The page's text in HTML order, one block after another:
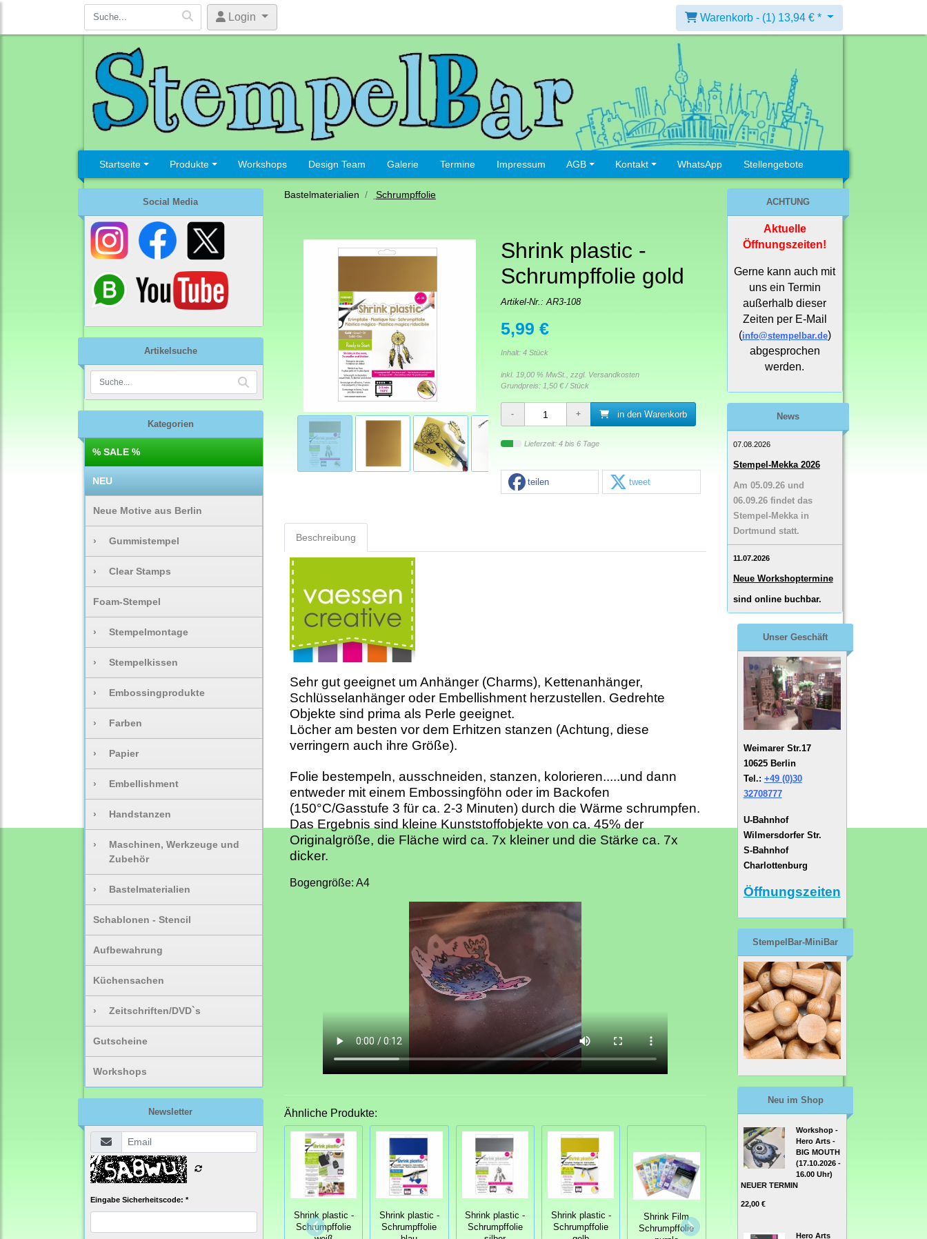
Login Warenkorb - (1) 13,94 € *
Startseite Produkte Workshops Design Team Galerie Termine Impressum AGB Kontakt WhatsApp Stellengebote
Social Media
Artikelsuche
Kategorien
% SALE %
NEU
Neue Motive aus Berlin
› Gummistempel
› Clear Stamps
Foam-Stempel
› Stempelmontage
› Stempelkissen
› Embossingprodukte
› Farben
› Papier
› Embellishment
› Handstanzen
›
Maschinen, Werkzeuge und
Zubehör
› Bastelmaterialien
Schablonen - Stencil
Aufbewahrung
Küchensachen
› Zeitschriften/DVD`s
Gutscheine
Workshops
Newsletter
Eingabe Sicherheitscode: *
Bastelmaterialien Schrumpffolie
Shrink plastic -
Schrumpffolie gold
Artikel-Nr.:AR3-108
5,99 €
Inhalt: 4 Stück
inkl. 19,00 % MwSt., zzgl. Versandkosten
Grundpreis: 1,50 € / Stück
in den Warenkorb
Lieferzeit: 4 bis 6 Tage
teilen tweet
Beschreibung
Sehr gut geeignet um Anhänger (Charms), Kettenanhänger,
Schlüsselanhänger oder Embellishment herzustellen. Gedrehte
Objekte sind prima als Perle geeignet.
Löcher am besten vor dem Erhitzen stanzen (Achtung, diese
verringern auch ihre Größe).
Folie bestempeln, ausschneiden, stanzen, kolorieren.....und dann
entweder mit einem Embossingföhn oder im Backofen
(150°C/Gasstufe 3 für ca. 2-3 Minuten) durch die Wärme schrumpfen.
Das Ergebnis sind kleine Kunststoffobjekte von ca. 45% der
Originalgröße, die Fläche wird ca. 7x kleiner und die Stärke ca. 7x
dicker.
Bogengröße: A4
Ähnliche Produkte:
Shrink plastic -
Schrumpffolie
Shrink plastic -
Schrumpffolie
Shrink plastic -
Schrumpffolie
Shrink plastic -
Schrumpffolie
Shrink Film
Schrumpffolie
ACHTUNG
Aktuelle
Öffnungszeiten!
Gerne kann auch mit
uns ein Termin
außerhalb dieser
Zeiten per E-Mail
(info@stempelbar.de)
abgesprochen
werden.
News
07.08.2026
Stempel-Mekka 2026
Am 05.09.26 und
06.09.26 findet das
Stempel-Mekka in
Dortmund statt.
11.07.2026
Neue Workshoptermine
sind online buchbar.
Unser Geschäft
Weimarer Str.17
10625 Berlin
Tel.: +49 (0)30
32708777
U-Bahnhof
Wilmersdorfer Str.
S-Bahnhof
Charlottenburg
Öffnungszeiten
StempelBar-MiniBar
Neu im Shop
Workshop -
Hero Arts -
BIG MOUTH
(17.10.2026 -
16.00 Uhr)
NEUER TERMIN
22,00 €
Hero Arts